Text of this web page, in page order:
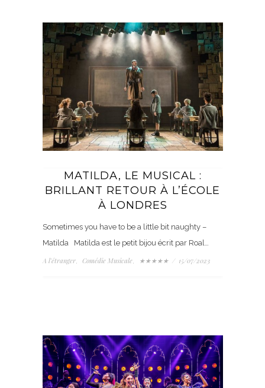
MATILDA, LE MUSICAL :
BRILLANT RETOUR À L’ÉCOLE
À LONDRES
Sometimes you have to be a little bit naughty –
Matilda Matilda est le petit bijou écrit par Roal…
A l'étranger, Comédie Musicale, ★★★★★ / 15/07/2023